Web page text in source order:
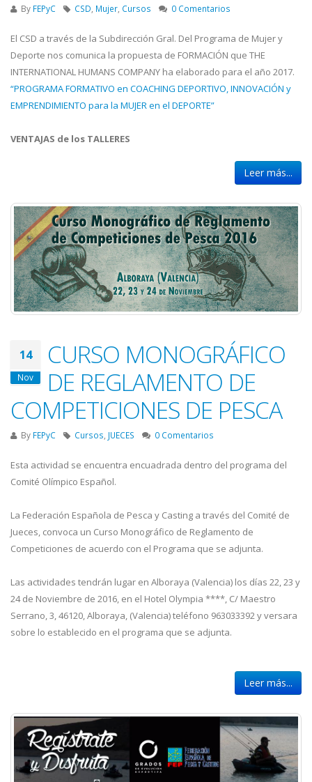
By FEPyC CSD Mujer Cursos 0 Comentarios
El CSD a través de la Subdirección Gral. Del Programa de Mujer y
Deporte nos comunica la propuesta de FORMACIÓN que THE
INTERNATIONAL HUMANS COMPANY ha elaborado para el año 2017.
“PROGRAMA FORMATIVO en COACHING DEPORTIVO, INNOVACIÓN y
EMPRENDIMIENTO para la MUJER en el DEPORTE”
VENTAJAS de los TALLERES
Leer más...
14
Nov
CURSO MONOGRÁFICO
DE REGLAMENTO DE
COMPETICIONES DE PESCA
By FEPyC Cursos, JUECES 0 Comentarios
Esta actividad se encuentra encuadrada dentro del programa del
Comité Olímpico Español.
La Federación Española de Pesca y Casting a través del Comité de
Jueces, convoca un Curso Monográfico de Reglamento de
Competiciones de acuerdo con el Programa que se adjunta.
Las actividades tendrán lugar en Alboraya (Valencia) los días 22, 23 y
24 de Noviembre de 2016, en el Hotel Olympia ****, C/ Maestro
Serrano, 3, 46120, Alboraya, (Valencia) teléfono 963033392 y versara
sobre lo establecido en el programa que se adjunta.
Leer más...